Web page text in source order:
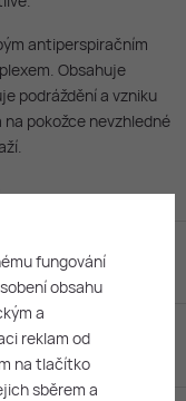
antiperspiračním
Obsahuje
podráždění a vzniku
pokožce nevzhledné
Biotherm
fungování
obsahu
a
reklam od
na tlačítko
sběrem a